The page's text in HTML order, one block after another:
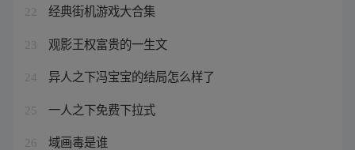
22 经典街机游戏大合集
23 观影王权富贵的一生文
24 异人之下冯宝宝的结局怎么样了
25 一人之下免费下拉式
26 域画毒是谁